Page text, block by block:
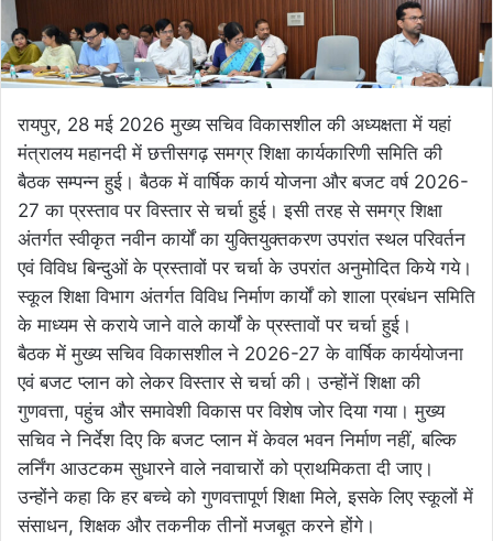
रायपुर, 28 मई 2026 मुख्य सचिव विकासशील की अध्यक्षता में यहां
मंत्रालय महानदी में छत्तीसगढ़ समग्र शिक्षा कार्यकारिणी समिति की
बैठक सम्पन्न हुई। बैठक में वार्षिक कार्य योजना और बजट वर्ष 2026-
27 का प्रस्ताव पर विस्तार से चर्चा हुई। इसी तरह से समग्र शिक्षा
अंतर्गत स्वीकृत नवीन कार्यों का युक्तियुक्तकरण उपरांत स्थल परिवर्तन
एवं विविध बिन्दुओं के प्रस्तावों पर चर्चा के उपरांत अनुमोदित किये गये।
स्कूल शिक्षा विभाग अंतर्गत विविध निर्माण कार्यों को शाला प्रबंधन समिति
के माध्यम से कराये जाने वाले कार्यों के प्रस्तावों पर चर्चा हुई।
बैठक में मुख्य सचिव विकासशील ने 2026-27 के वार्षिक कार्ययोजना
एवं बजट प्लान को लेकर विस्तार से चर्चा की। उन्होंनें शिक्षा की
गुणवत्ता, पहुंच और समावेशी विकास पर विशेष जोर दिया गया। मुख्य
सचिव ने निर्देश दिए कि बजट प्लान में केवल भवन निर्माण नहीं, बल्कि
लर्निंग आउटकम सुधारने वाले नवाचारों को प्राथमिकता दी जाए।
उन्होंने कहा कि हर बच्चे को गुणवत्तापूर्ण शिक्षा मिले, इसके लिए स्कूलों में
संसाधन, शिक्षक और तकनीक तीनों मजबूत करने होंगे।